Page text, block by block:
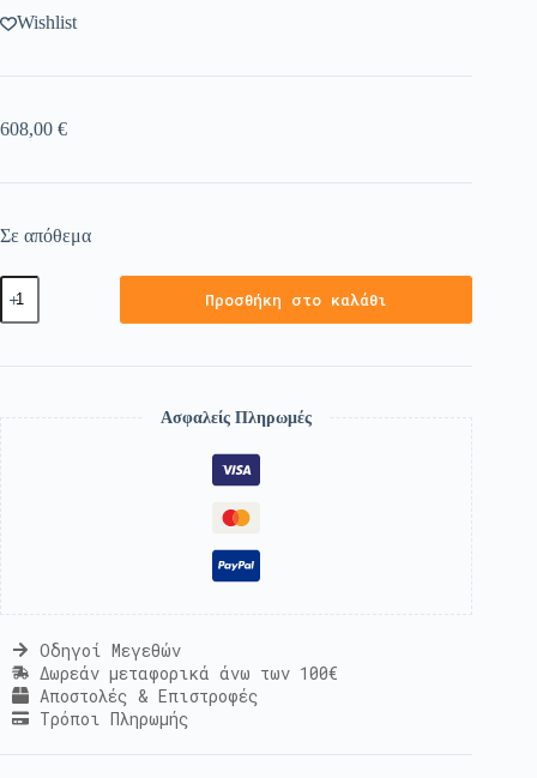
Wishlist
608,00 €
Σε απόθεμα
Προσθήκη στο καλάθι
Ασφαλείς Πληρωμές
Οδηγοί Μεγεθών
Δωρεάν μεταφορικά άνω των 100€
Αποστολές & Επιστροφές
Τρόποι Πληρωμής